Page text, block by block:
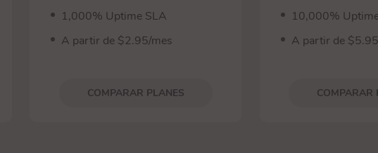
1,000% Uptime SLA
A partir de $2.95/mes
COMPARAR PLANES
10,000%
A partir de
COMPARAR